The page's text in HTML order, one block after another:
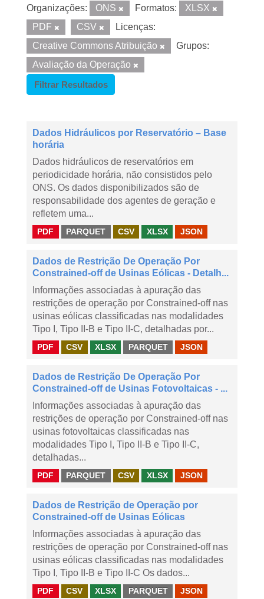
Organizações: ONS Formatos:
XLSX
PDF
CSV
Licenças:
Creative Commons Atribuição
Grupos:
Avaliação da Operação
Filtrar Resultados
Dados Hidráulicos por Reservatório – Base
horária
Dados hidráulicos de reservatórios em
periodicidade horária, não consistidos pelo
ONS. Os dados disponibilizados são de
responsabilidade dos agentes de geração e
refletem uma...
PDF PARQUET CSV XLSX JSON
Dados de Restrição De Operação Por
Constrained-off de Usinas Eólicas - Detalh...
Informações associadas à apuração das
restrições de operação por Constrained-off nas
usinas eólicas classificadas nas modalidades
Tipo I, Tipo II-B e Tipo II-C, detalhadas por...
PDF CSV XLSX PARQUET JSON
Dados de Restrição De Operação Por
Constrained-off de Usinas Fotovoltaicas - ...
Informações associadas à apuração das
restrições de operação por Constrained-off nas
usinas fotovoltaicas classificadas nas
modalidades Tipo I, Tipo II-B e Tipo II-C,
detalhadas...
PDF PARQUET CSV XLSX JSON
Dados de Restrição de Operação por
Constrained-off de Usinas Eólicas
Informações associadas à apuração das
restrições de operação por Constrained-off nas
usinas eólicas classificadas nas modalidades
Tipo I, Tipo II-B e Tipo II-C Os dados...
PDF CSV XLSX PARQUET JSON